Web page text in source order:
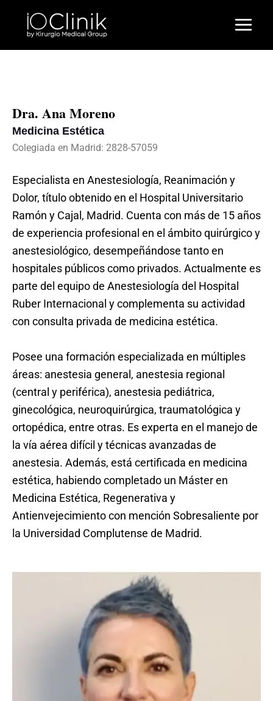
contenido
Dra. Ana Moreno
Medicina Estética
Colegiada en Madrid: 2828-57059
Especialista en Anestesiología, Reanimación y
Dolor, título obtenido en el Hospital Universitario
Ramón y Cajal, Madrid. Cuenta con más de 15 años
de experiencia profesional en el ámbito quirúrgico y
anestesiológico, desempeñándose tanto en
hospitales públicos como privados. Actualmente es
parte del equipo de Anestesiología del Hospital
Ruber Internacional y complementa su actividad
con consulta privada de medicina estética.
Posee una formación especializada en múltiples
áreas: anestesia general, anestesia regional
(central y periférica), anestesia pediátrica,
ginecológica, neuroquirúrgica, traumatológica y
ortopédica, entre otras. Es experta en el manejo de
la vía aérea difícil y técnicas avanzadas de
anestesia. Además, está certificada en medicina
estética, habiendo completado un Máster en
Medicina Estética, Regenerativa y
Antienvejecimiento con mención Sobresaliente por
la Universidad Complutense de Madrid.